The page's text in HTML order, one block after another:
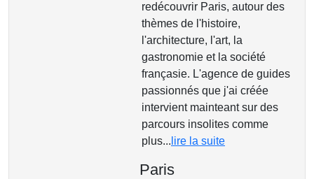
redécouvrir Paris, autour des
thèmes de l'histoire,
l'architecture, l'art, la
gastronomie et la société
françasie. L'agence de guides
passionnés que j'ai créée
intervient mainteant sur des
parcours insolites comme
plus... lire la suite
Paris